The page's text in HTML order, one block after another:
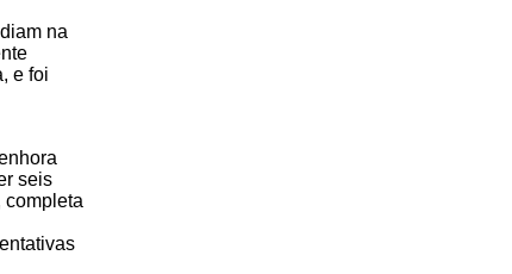
na
e foi
seis
completa